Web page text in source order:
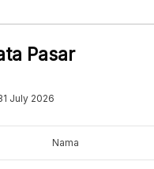
Pasar
July 2026
Nama